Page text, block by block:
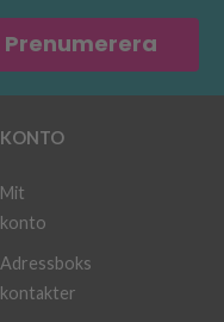
Prenumerera
KONTO
Mit
konto
Adressboks
kontakter